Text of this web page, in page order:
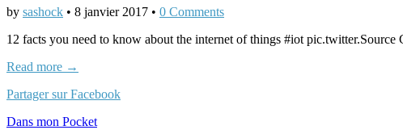
by sashock • 8 janvier 2017 • 0 Comments
12 facts you need to know about the internet of things #iot pic.twitter.Source
Read more →
Partager sur Facebook
Dans mon Pocket